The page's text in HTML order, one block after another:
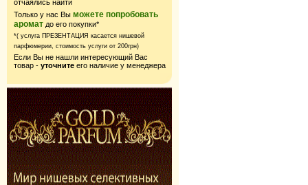
отчаялись найти
Только у нас Вы можете попробовать
аромат до его покупки*
*( услуга ПРЕЗЕНТАЦИЯ касается нишевой
парфюмерии, стоимость услуги от 200грн)
Если Вы не нашли интересующий Вас
товар - уточните его наличие у менеджера